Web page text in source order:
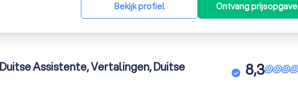
Bekijk profiel Ontvang prijsopgave
Assistente, Vertalingen, Duitse
8,3